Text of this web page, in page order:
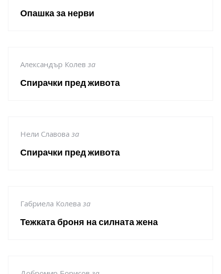
Опашка за нерви
Александър Колев за
Спирачки пред живота
Нели Славова за
Спирачки пред живота
Габриела Колева за
Тежката броня на силната жена